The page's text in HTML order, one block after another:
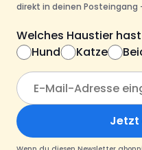
direkt in deinen
Welches Haustier
Hund
Katze
Jetzt